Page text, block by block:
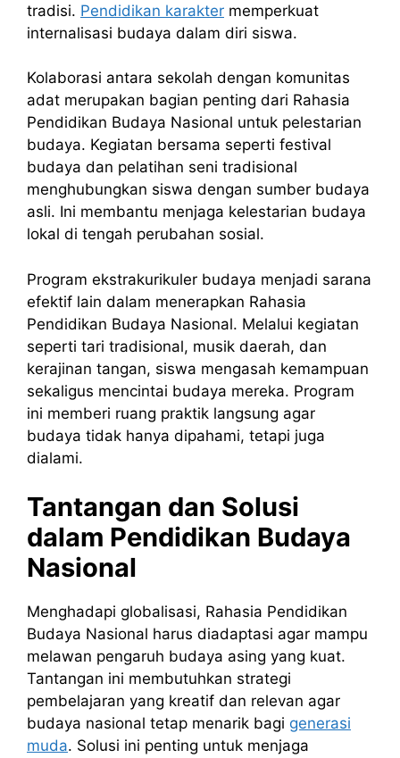
tradisi. Pendidikan karakter memperkuat
internalisasi budaya dalam diri siswa.
Kolaborasi antara sekolah dengan komunitas
adat merupakan bagian penting dari Rahasia
Pendidikan Budaya Nasional untuk pelestarian
budaya. Kegiatan bersama seperti festival
budaya dan pelatihan seni tradisional
menghubungkan siswa dengan sumber budaya
asli. Ini membantu menjaga kelestarian budaya
lokal di tengah perubahan sosial.
Program ekstrakurikuler budaya menjadi sarana
efektif lain dalam menerapkan Rahasia
Pendidikan Budaya Nasional. Melalui kegiatan
seperti tari tradisional, musik daerah, dan
kerajinan tangan, siswa mengasah kemampuan
sekaligus mencintai budaya mereka. Program
ini memberi ruang praktik langsung agar
budaya tidak hanya dipahami, tetapi juga
dialami.
Tantangan dan Solusi
dalam Pendidikan Budaya
Nasional
Menghadapi globalisasi, Rahasia Pendidikan
Budaya Nasional harus diadaptasi agar mampu
melawan pengaruh budaya asing yang kuat.
Tantangan ini membutuhkan strategi
pembelajaran yang kreatif dan relevan agar
budaya nasional tetap menarik bagi generasi
muda. Solusi ini penting untuk menjaga